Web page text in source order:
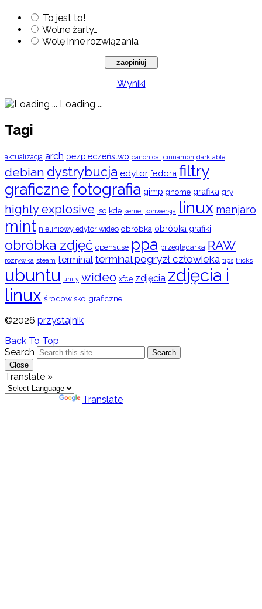
To jest to!
Wolne żarty…
Wolę inne rozwiązania
Wyniki
Loading ...
Tagi
aktualizacja arch bezpieczeństwo canonical cinnamon darktable
debian dystrybucja edytor fedora filtry
graficznefotografia gimp gnome grafika gry
highly explosive iso kde kernel konwersja linux manjaro
mint nieliniowy edytor wideo obróbka obróbka grafiki
obróbka zdjęć opensuse ppa przeglądarka RAW
rozrywka steam terminal terminal pogryzł człowieka tips tricks
ubuntu unity wideo xfce zdjęcia zdjęcia i
linux środowisko graficzne
©2026 przystajnik
Back To Top
Search
Search
Close
Translate »
Translate